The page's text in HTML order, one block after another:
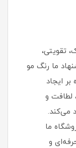
تقویتی،
ما رنگ مو
ایجاد
لطافت و
می‌کند.
ما
و